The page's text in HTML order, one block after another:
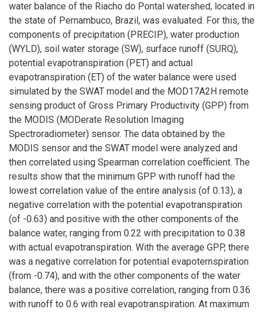
water balance of the Riacho do Pontal watershed, located in
the state of Pernambuco, Brazil, was evaluated. For this, the
components of precipitation (PRECIP), water production
(WYLD), soil water storage (SW), surface runoff (SURQ),
potential evapotranspiration (PET) and actual
evapotranspiration (ET) of the water balance were used
simulated by the SWAT model and the MOD17A2H remote
sensing product of Gross Primary Productivity (GPP) from
the MODIS (MODerate Resolution Imaging
Spectroradiometer) sensor. The data obtained by the
MODIS sensor and the SWAT model were analyzed and
then correlated using Spearman correlation coefficient. The
results show that the minimum GPP with runoff had the
lowest correlation value of the entire analysis (of 0.13), a
negative correlation with the potential evapotranspiration
(of -0.63) and positive with the other components of the
balance water, ranging from 0.22 with precipitation to 0.38
with actual evapotranspiration. With the average GPP, there
was a negative correlation for potential evapoternspiration
(from -0.74), and with the other components of the water
balance, there was a positive correlation, ranging from 0.36
with runoff to 0.6 with real evapotranspiration. At maximum